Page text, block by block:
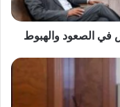
في الصعود والهبوط